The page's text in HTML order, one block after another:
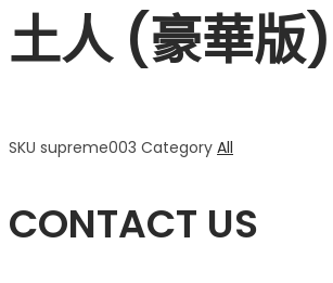
土人 (豪華
SKU supreme003 Category All
CONTACT US